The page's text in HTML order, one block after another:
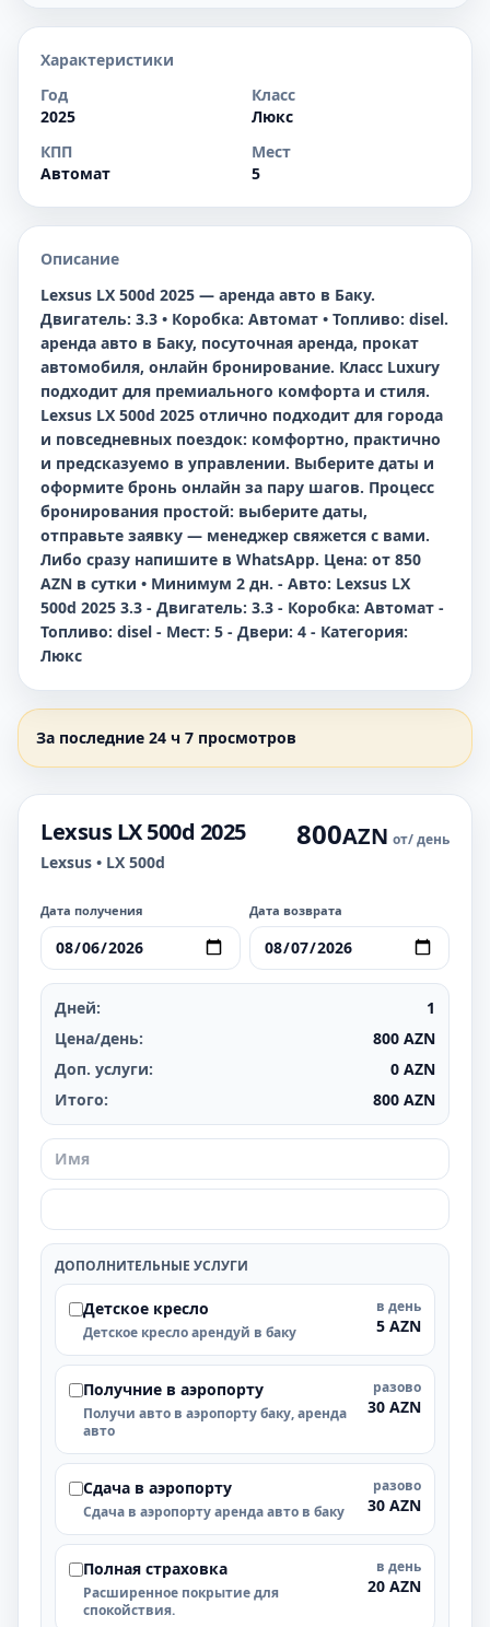
Характеристики
Год
2025
Класс
Люкс
КПП
Автомат
Мест
5
Описание
Lexsus LX 500d 2025 — аренда авто в Баку.
Двигатель: 3.3 • Коробка: Автомат • Топливо: disel.
аренда авто в Баку, посуточная аренда, прокат
автомобиля, онлайн бронирование. Класс Luxury
подходит для премиального комфорта и стиля.
Lexsus LX 500d 2025 отлично подходит для города
и повседневных поездок: комфортно, практично
и предсказуемо в управлении. Выберите даты и
оформите бронь онлайн за пару шагов. Процесс
бронирования простой: выберите даты,
отправьте заявку — менеджер свяжется с вами.
Либо сразу напишите в WhatsApp. Цена: от 850
AZN в сутки • Минимум 2 дн. - Авто: Lexsus LX
500d 2025 3.3 - Двигатель: 3.3 - Коробка: Автомат -
Топливо: disel - Мест: 5 - Двери: 4 - Категория:
Люкс
За последние 24 ч 7 просмотров
Lexsus LX 500d 2025
Lexsus • LX 500d
800AZN от/ день
Дата получения Дата возврата
Дней:
1
Цена/день:
800 AZN
Доп. услуги:
0 AZN
Итого:
800 AZN
ДОПОЛНИТЕЛЬНЫЕ УСЛУГИ
Детское кресло
Детское кресло арендуй в баку
в день
5 AZN
Получние в аэропорту
Получи авто в аэропорту баку, аренда
авто
разово
30 AZN
Cдача в аэропорту
Cдача в аэропорту аренда авто в баку
разово
30 AZN
Полная страховка
Расширенное покрытие для
спокойствия.
в день
20 AZN